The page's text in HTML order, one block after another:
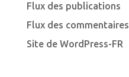
Flux des publications
Flux des commentaires
Site de WordPress-FR